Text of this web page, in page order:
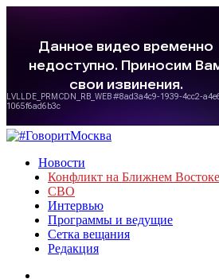
Новости
Конфликт на Ближнем Востоке
СВО
Интервью
Программы и ведущие
Сетка вещания
Редакция